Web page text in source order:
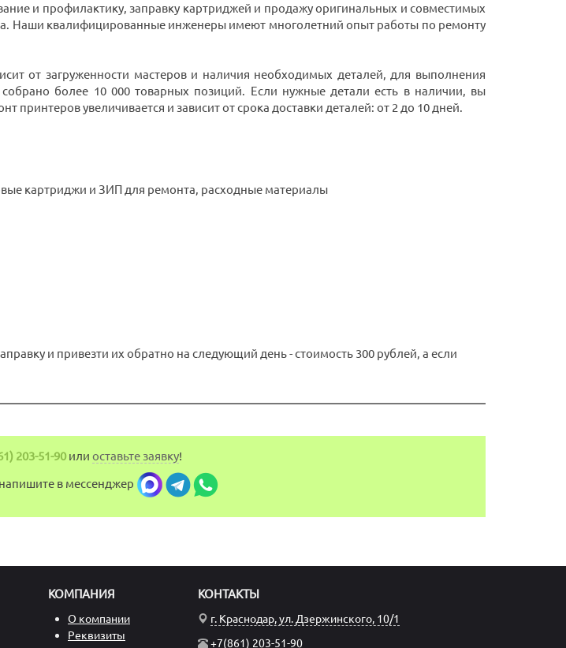
и профилактику, заправку картриджей и продажу оригинальных и совместимых
Наши квалифицированные инженеры имеют многолетний опыт работы по ремонту
от загруженности мастеров и наличия необходимых деталей, для выполнения
более 10 000 товарных позиций. Если нужные детали есть в наличии, вы
принтеров увеличивается и зависит от срока доставки деталей: от 2 до 10 дней.
картриджи и ЗИП для ремонта, расходные материалы
и привезти их обратно на следующий день - стоимость 300 рублей, а если
203-51-90или оставьте заявку!
в мессенджер
КОМПАНИЯ
О компании
Реквизиты
КОНТАКТЫ
г. Краснодар, ул. Дзержинского, 10/1
+7(861) 203-51-90